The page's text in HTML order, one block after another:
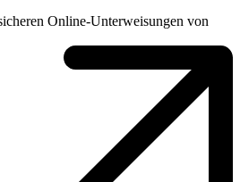
Online-Unterweisungen von